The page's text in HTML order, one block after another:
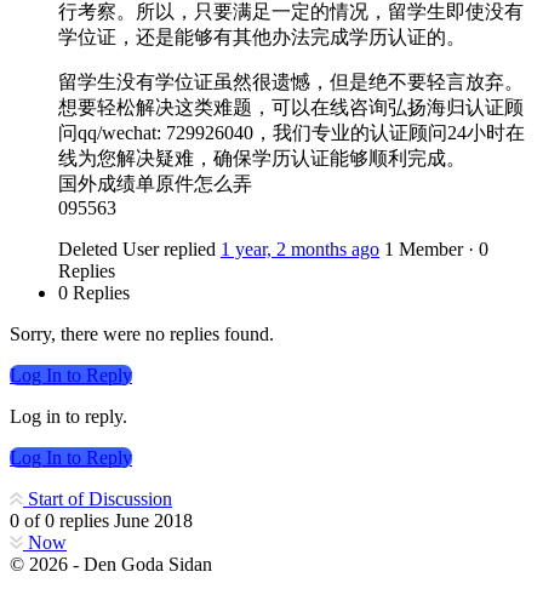
行考察。所以，只要满足一定的情况，留学生即使没有
学位证，还是能够有其他办法完成学历认证的。
留学生没有学位证虽然很遗憾，但是绝不要轻言放弃。
想要轻松解决这类难题，可以在线咨询弘扬海归认证顾
问qq/wechat: 729926040，我们专业的认证顾问24小时在
线为您解决疑难，确保学历认证能够顺利完成。
国外成绩单原件怎么弄
095563
Deleted User replied 1 year, 2 months ago 1 Member · 0
Replies
0 Replies
Sorry, there were no replies found.
Log In to Reply
Log in to reply.
Log In to Reply
Start of Discussion
0 of0 replies June 2018
Now
© 2026 - Den Goda Sidan